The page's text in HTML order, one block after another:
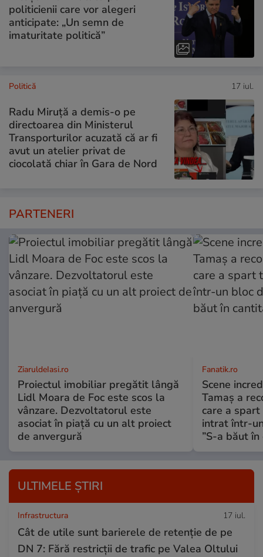
politicienii care vor alegeri
anticipate: „Un semn de
imaturitate politică”
Politică 17 iul.
Radu Miruță a demis-o pe
directoarea din Ministerul
Transporturilor acuzată că ar fi
avut un atelier privat de
ciocolată chiar în Gara de Nord
PARTENERI
ZiaruldeIasi.ro
Proiectul imobiliar pregătit lângă
Lidl Moara de Foc este scos la
vânzare. Dezvoltatorul este
asociat în piață cu un alt proiect
de anvergură
Fanatik.ro
Scene
Tamaș a
care a
intrat într-
”S-a băut
ULTIMELE ȘTIRI
Infrastructura 17 iul.
Cât de utile sunt barierele de retenție de pe
DN 7: Fără restricții de trafic pe Valea Oltului